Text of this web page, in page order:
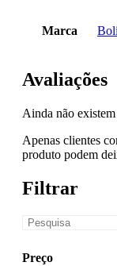
Marca
Avaliações
Ainda não
Apenas clientes
produto podem
Filtrar
Preço